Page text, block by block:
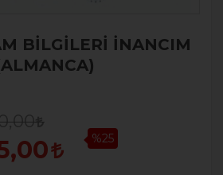
BİLGİLERİ İNANCIM
%25